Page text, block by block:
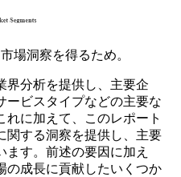
場洞察を得るため。
界分析を提供し、主要企
ービスタイプなどの主要な
に加えて、このレポート
関する洞察を提供し、主要
す。前述の要因に加え
の成長に貢献したいくつか